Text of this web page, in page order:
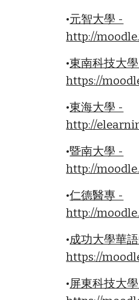
•元智大學 -
http://
•東南科技大
https://
•東海大學 -
http://
•暨南大學 -
http://
•仁德醫專 -
http://
•成功大學華
https://
•屏東科技大